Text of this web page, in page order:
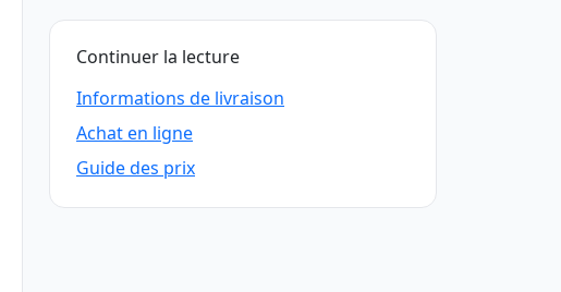
Continuer la lecture
Informations de livraison
Achat en ligne
Guide des prix